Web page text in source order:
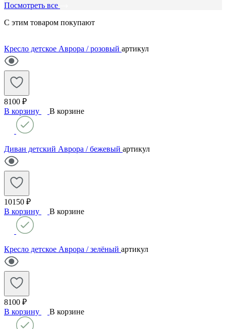
Посмотреть все
С этим товаром покупают
Кресло детское Аврора / розовый артикул
8100 ₽
В корзину
В корзине
Диван детский Аврора / бежевый артикул
10150 ₽
В корзину
В корзине
Кресло детское Аврора / зелёный артикул
8100 ₽
В корзину
В корзине